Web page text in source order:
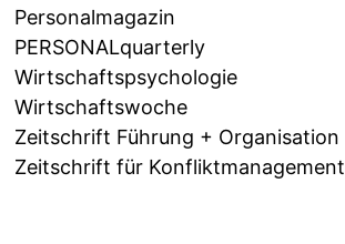
Personalmagazin
PERSONALquarterly
Wirtschaftspsychologie
Wirtschaftswoche
Zeitschrift Führung + Organisation
Zeitschrift für Konfliktmanagement